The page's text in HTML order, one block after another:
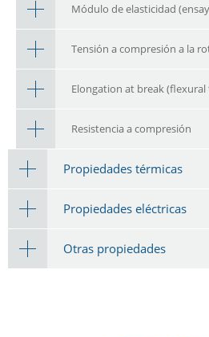
Módulo de elasticidad
Tensión a compresión a la
Elongation at break (flexural
Resistencia a compresión
Propiedades térmicas
Propiedades eléctricas
Otras propiedades